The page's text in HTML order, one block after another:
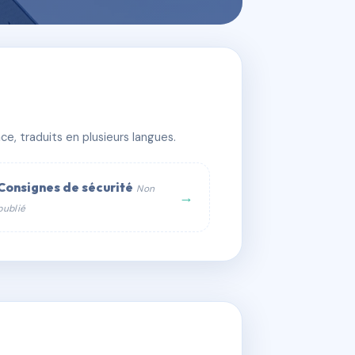
traduits en plusieurs langues.
de sécurité Non
→